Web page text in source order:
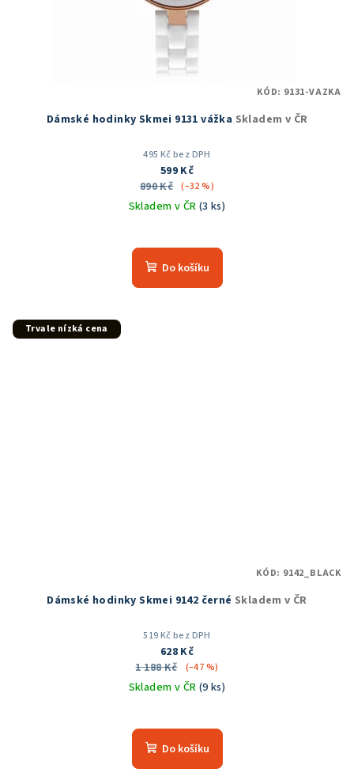
Dámské hodinky Skmei 9131 vážka Skladem v ČR
495 Kč bez DPH
599 Kč
890 Kč (–32 %)
Skladem v ČR (3 ks)
Do košíku
KÓD: 9131-VAZKA
Trvale nízká cena
Dámské hodinky Skmei 9142 černé Skladem v ČR
519 Kč bez DPH
628 Kč
1 188 Kč
(–47 %)
Skladem v ČR (9 ks)
hodnocení
produktu
Do košíku
KÓD: 9142_BLACK